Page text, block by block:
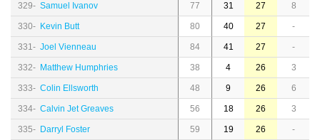
329- Samuel Ivanov 77 31 27 8
330- Kevin Butt 80 40 27 -
331- Joel Vienneau 84 41 27 -
332- Matthew Humphries 38 4 26 3
333- Colin Ellsworth 48 9 26 6
334- Calvin Jet Greaves 56 18 26 3
335- Darryl Foster 59 19 26 -